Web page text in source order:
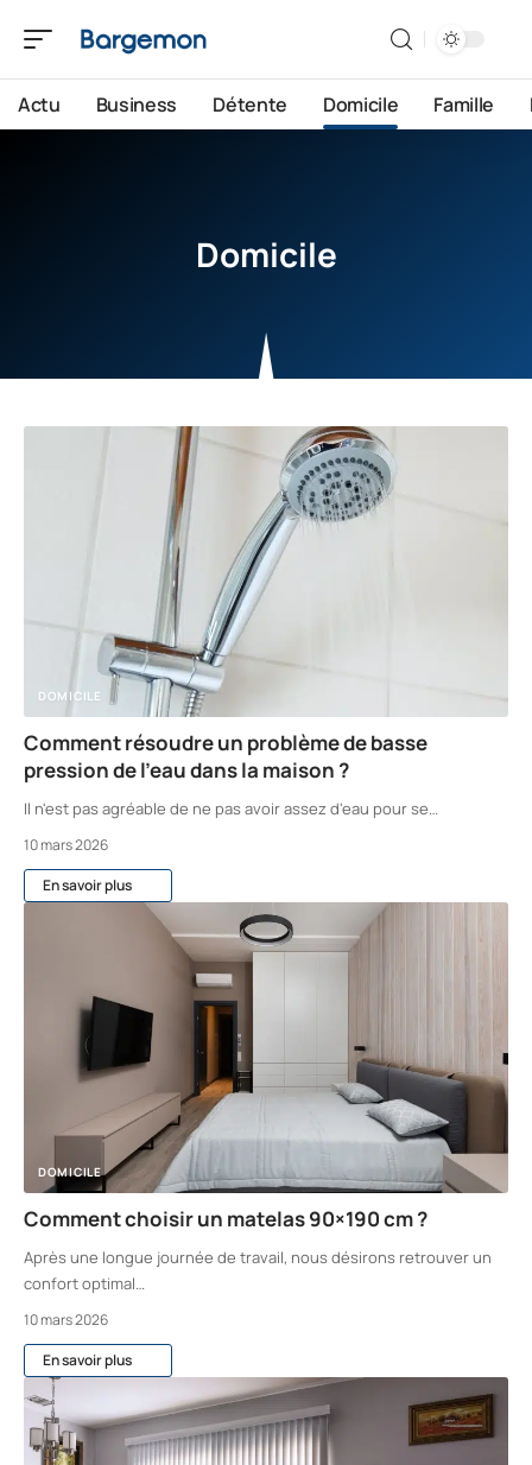
Actu Business Détente Domicile Famille
Domicile
DOMICILE
Comment résoudre un problème de basse
pression de l’eau dans la maison ?
Il n'est pas agréable de ne pas avoir assez d'eau pour se…
10 mars 2026
En savoir plus
DOMICILE
Comment choisir un matelas 90×190 cm ?
Après une longue journée de travail, nous désirons retrouver un
confort optimal…
10 mars 2026
En savoir plus